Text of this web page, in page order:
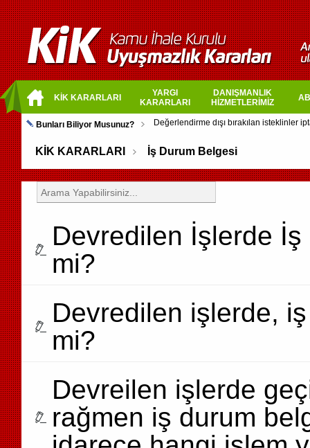
KİK KARARLARI
YARGI
KARARLARI
DANIŞMANLIK
HİZMETLERİMİZ
Bunları Biliyor Musunuz?
KİK KARARLARI İş Durum Belgesi
Devredilen İşlerde
mi?
Devredilen işlerde,
mi?
Devreilen işlerde
rağmen iş durum